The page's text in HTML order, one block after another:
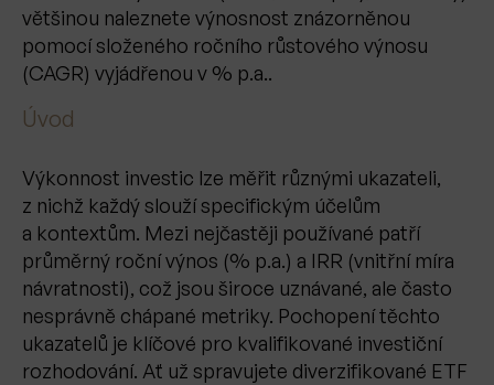
většinou naleznete výnosnost znázorněnou
pomocí složeného ročního růstového výnosu
(CAGR) vyjádřenou v % p.a..
Úvod
Výkonnost investic lze měřit různými ukazateli,
z nichž každý slouží specifickým účelům
a kontextům. Mezi nejčastěji používané patří
průměrný roční výnos (% p.a.) a IRR (vnitřní míra
návratnosti), což jsou široce uznávané, ale často
nesprávně chápané metriky. Pochopení těchto
ukazatelů je klíčové pro kvalifikované investiční
rozhodování. Ať už spravujete diverzifikované ETF